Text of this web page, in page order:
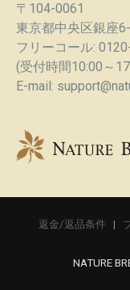
〒104-0061
東京都中央区銀座
フリーコール:
(受付時間10:00～
E-mail:
返金/返品条件
NATURE